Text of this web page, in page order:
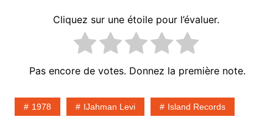
Cliquez sur une étoile pour l’évaluer.
Pas encore de votes. Donnez la première note.
1978 IJahman Levi Island Records